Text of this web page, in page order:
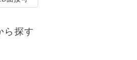
ら探す